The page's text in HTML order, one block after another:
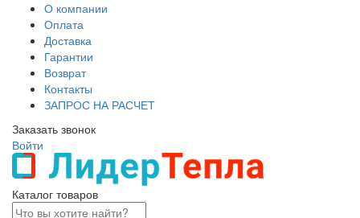
О компании
Оплата
Доставка
Гарантии
Возврат
Контакты
ЗАПРОС НА РАСЧЕТ
Заказать звонок
Войти
Каталог товаров